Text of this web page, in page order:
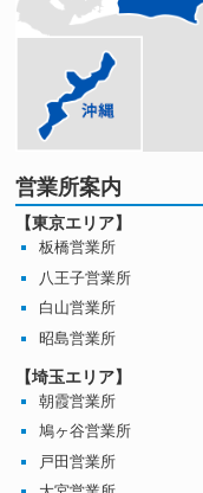
営業所案内
【東京エリア】
板橋営業所
八王子営業所
白山営業所
昭島営業所
【埼玉エリア】
朝霞営業所
鳩ヶ谷営業所
戸田営業所